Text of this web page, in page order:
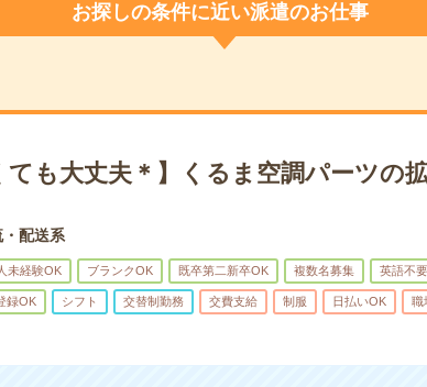
お探しの条件に近い派遣のお仕事
ても大丈夫＊】くるま空調パーツの
配送系
未経験OK ブランクOK 既卒第二新卒OK 複数名募集 英語不要
録OK シフト 交替制勤務 交費支給 制服 日払いOK 職